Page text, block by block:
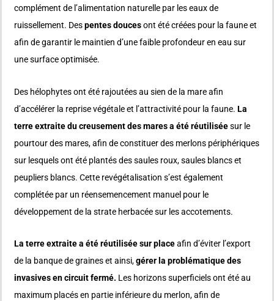
complément de l’alimentation naturelle par les eaux de
ruissellement. Despentes doucesont été créées pour la faune et
afin de garantir le maintien d’une faible profondeur en eau sur
une surface optimisée.
Des hélophytes ont été rajoutées au sien de la mare afin
d’accélérer la reprise végétale et l’attractivité pour la faune. La
terre extraite du creusement des mares a été réutiliséesur le
pourtour des mares, afin de constituer des merlons périphériques
sur lesquels ont été plantés des saules roux, saules blancs et
peupliers blancs. Cette revégétalisation s’est également
complétée par un réensemencement manuel pour le
développement de la strate herbacée sur les accotements.
La terre extraite a été réutilisée sur placeafin d’éviter l’export
de la banque de graines et ainsi,gérer la problématique des
invasives en circuit fermé. Les horizons superficiels ont été au
maximum placés en partie inférieure du merlon, afin de